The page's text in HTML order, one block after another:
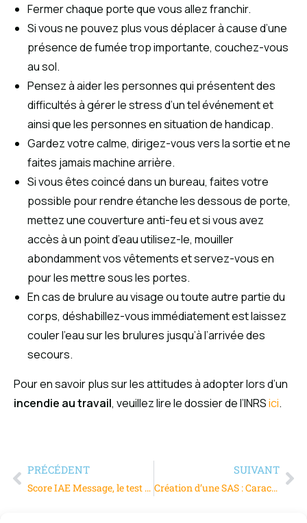
Fermer chaque porte que vous allez franchir.
Si vous ne pouvez plus vous déplacer à cause d’une
présence de fumée trop importante, couchez-vous
au sol.
Pensez à aider les personnes qui présentent des
difficultés à gérer le stress d’un tel événement et
ainsi que les personnes en situation de handicap.
Gardez votre calme, dirigez-vous vers la sortie et ne
faites jamais machine arrière.
Si vous êtes coincé dans un bureau, faites votre
possible pour rendre étanche les dessous de porte,
mettez une couverture anti-feu et si vous avez
accès à un point d’eau utilisez-le, mouiller
abondamment vos vêtements et servez-vous en
pour les mettre sous les portes.
En cas de brulure au visage ou toute autre partie du
corps, déshabillez-vous immédiatement est laissez
couler l’eau sur les brulures jusqu’à l’arrivée des
secours.
Pour en savoir plus sur les attitudes à adopter lors d’un
incendie au travail, veuillez lire le dossier de l’INRSici.
PRÉCÉDENT
Score IAE Message, le test d’auto-positionnement en management
SUIVANT
Création d’une SAS : Caractéristiques et formalités à suivre